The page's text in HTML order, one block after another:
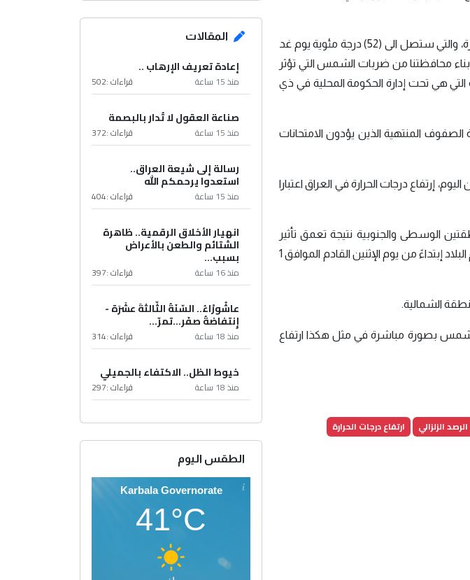
وقال رئيس الحكومة المحلية محمد الغزي في بيان، إنه نظرا للارتفاع الملحوظ بدرجات الحرارة، والتي ستصل الى (52) درجة مئوية يوم غد
على سلامة أبناء محافظتنا من ضربات الشمس التي تؤثر
هي تحت إدارة الحكومة المحلية في ذي
المنتهية الذين يؤدون الامتحانات
إرتفاع درجات الحرارة في العراق اعتبارا
الوسطى والجنوبية نتيجة تعمق تأثير
المنخفض الجوي الحراري الموسمي والذي يسبب ارتفاعًا تدريجيًا في درجات الحرارة في عموم البلاد إبتداءً من يوم الإثنين القادم الموافق 1
الشمالية.
الشمس بصورة مباشرة في مثل هكذا ارتفاع
الرصد الزلزالي
ارتفاع درجات الحرارة
المقالات
إعادة تعريف الإرهاب ..
منذ 15 ساعة قراءات :502
صناعة العقول لا تُدار بالبصمة
منذ 15 ساعة قراءات :372
رسالة إلى شيعة العراق..
استعدوا يرحمكم الله
منذ 15 ساعة قراءات :404
انهيار الأخلاق الرقمية.. ظاهرة
الشتائم والطعن بالأعراض
بسبب...
منذ 16 ساعة قراءات :397
عاشُورْاءُ.. السّنَةُ الثّالثةَ عشَرَة -
إِنتفاضةُ صفَر…تمرّ...
منذ 18 ساعة قراءات :314
خيوط الظل.. الاكتفاء بالجميلي
منذ 18 ساعة قراءات :297
الطقس اليوم
Karbala Governorate
41°C